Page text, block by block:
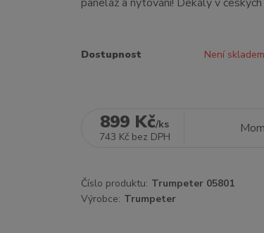
Dostupnost Není skladem
899 Kč/ks
743 Kč bez DPH
Číslo produktu: Trumpeter 05801
Výrobce: Trumpeter